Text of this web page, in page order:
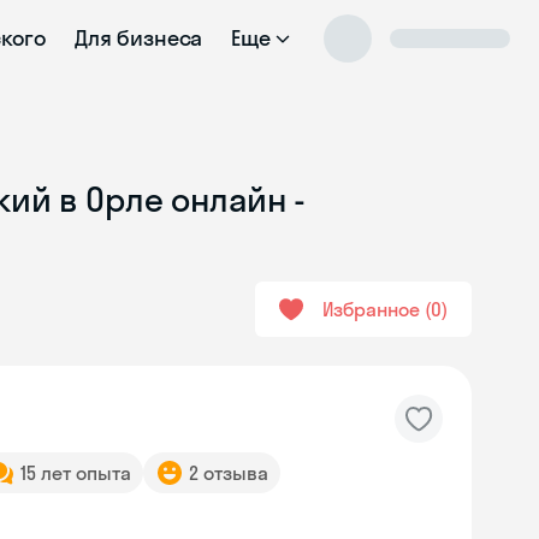
Для бизнеса Еще
в Орле онлайн -
Избранное 0
15 лет опыта 2 отзыва